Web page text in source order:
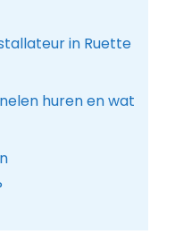
in Ruette
huren en wat